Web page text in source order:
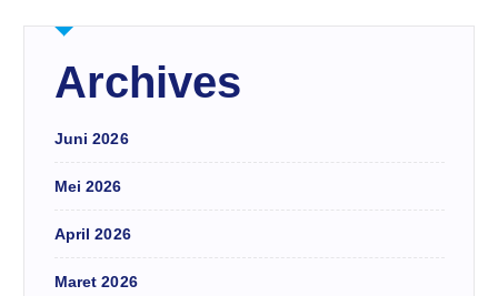
Archives
Juni 2026
Mei 2026
April 2026
Maret 2026